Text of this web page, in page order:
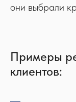
они выбрали
Примеры
клиентов: